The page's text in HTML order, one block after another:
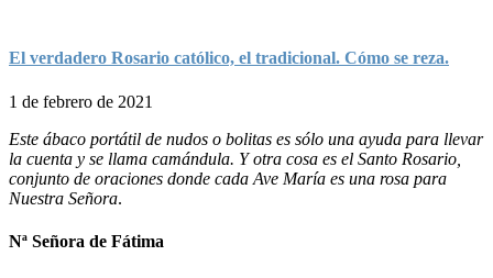
El verdadero Rosario católico, el tradicional. Cómo se reza.
1 de febrero de 2021
Este ábaco portátil de nudos o bolitas es sólo una ayuda para llevar
la cuenta y se llama camándula. Y otra cosa es el Santo Rosario,
conjunto de oraciones donde cada Ave María es una rosa para
Nuestra Señora.
Nª Señora de Fátima